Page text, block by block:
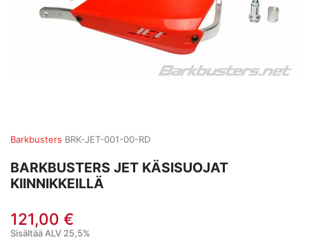
Barkbusters BRK-JET-001-00-RD
BARKBUSTERS JET KÄSISUOJAT
KIINNIKKEILLÄ
121,00 €
Sisältää ALV 25,5%